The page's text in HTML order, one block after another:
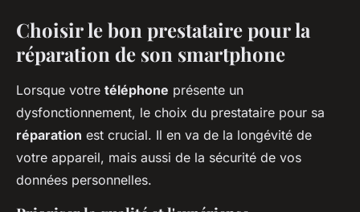
Choisir le bon prestataire pour la
réparation de son smartphone
Lorsque votre téléphone présente un
dysfonctionnement, le choix du prestataire pour sa
réparation est crucial. Il en va de la longévité de
votre appareil, mais aussi de la sécurité de vos
données personnelles.